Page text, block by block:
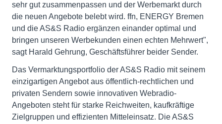
sehr gut zusammenpassen und der Werbemarkt durch
die neuen Angebote belebt wird. ffn, ENERGY Bremen
und die AS&S Radio ergänzen einander optimal und
bringen unseren Werbekunden einen echten Mehrwert",
sagt Harald Gehrung, Geschäftsführer beider Sender.
Das Vermarktungsportfolio der AS&S Radio mit seinem
einzigartigen Angebot aus öffentlich-rechtlichen und
privaten Sendern sowie innovativen Webradio-
Angeboten steht für starke Reichweiten, kaufkräftige
Zielgruppen und effizienten Mitteleinsatz. Die AS&S